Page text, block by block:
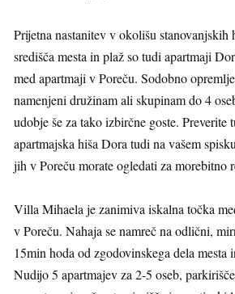
Prijetna nastanitev v okolišu stanovanjskih
središča mesta in plaž so tudi apartmaji
med apartmaji v Poreču. Sodobno
namenjeni družinam ali skupinam do 4
udobje še za tako izbirčne goste.
apartmajska hiša Dora tudi na vašem
jih v Poreču morate ogledati za morebitno
Villa Mihaela je zanimiva iskalna točka
v Poreču. Nahaja se namreč na odlični,
15min hoda od zgodovinskega dela mesta
Nudijo 5 apartmajev za 2-5 oseb,